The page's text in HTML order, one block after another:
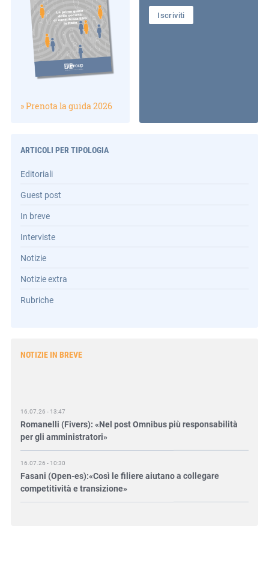
» Prenota la guida 2026
Iscriviti
ARTICOLI PER TIPOLOGIA
Editoriali
Guest post
In breve
Interviste
Notizie
Notizie extra
Rubriche
NOTIZIE IN BREVE
Romanelli (Fivers): «Nel post Omnibus più responsabilità
per gli amministratori»
Fasani (Open-es):«Così le filiere aiutano a collegare
competitività e transizione»